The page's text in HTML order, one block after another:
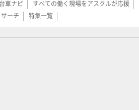
車ナビ すべての働く現場をアスクルが応援
ーチ 特集一覧